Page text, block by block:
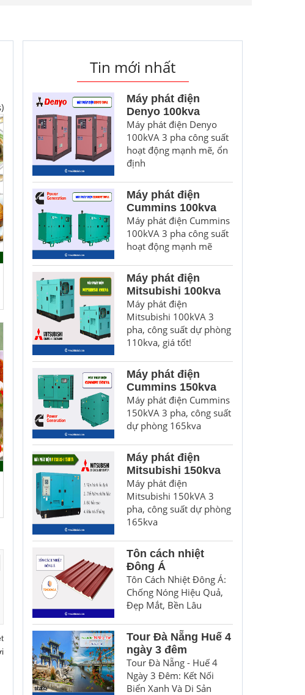
Tin mới nhất
Máy phát điện
Denyo 100kva
Máy phát điện Denyo
100kVA 3 pha công suất
hoạt động mạnh mẽ, ổn
định
Máy phát điện
Cummins 100kva
Máy phát điện Cummins
100kVA 3 pha công suất
hoạt động mạnh mẽ
Máy phát điện
Mitsubishi 100kva
Máy phát điện
Mitsubishi 100kVA 3
pha, công suất dự phòng
110kva, giá tốt!
Máy phát điện
Cummins 150kva
Máy phát điện Cummins
150kVA 3 pha, công suất
dự phòng 165kva
Máy phát điện
Mitsubishi 150kva
Máy phát điện
Mitsubishi 150kVA 3
pha, công suất dự phòng
165kva
Tôn cách nhiệt
Đông Á
Tôn Cách Nhiệt Đông Á:
Chống Nóng Hiệu Quả,
Đẹp Mắt, Bền Lâu
Tour Đà Nẵng Huế 4
ngày 3 đêm
Tour Đà Nẵng - Huế 4
Ngày 3 Đêm: Kết Nối
Biển Xanh Và Di Sản